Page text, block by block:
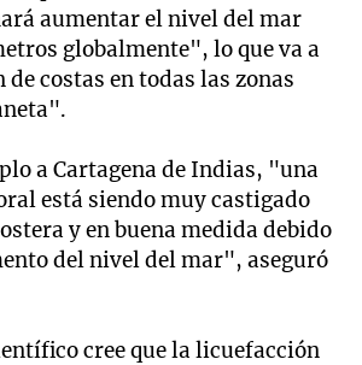
aumentar el nivel del mar
globalmente", lo que va a
costas en todas las zonas
a Cartagena de Indias, "una
está siendo muy castigado
y en buena medida debido
del nivel del mar", aseguró
cree que la licuefacción